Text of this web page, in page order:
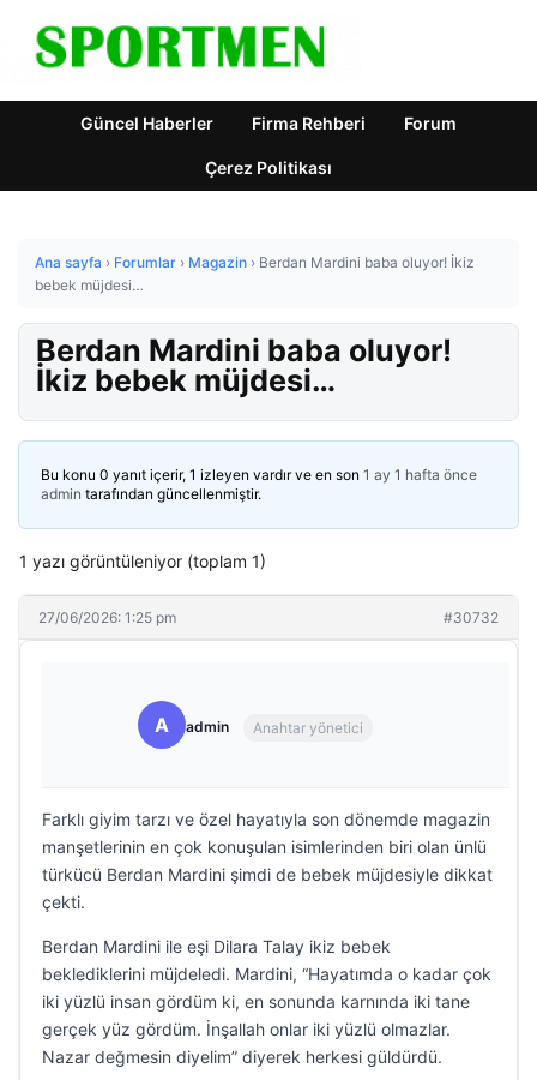
Güncel Haberler Firma Rehberi Forum
Çerez Politikası
Ana sayfa › Forumlar › Magazin › Berdan Mardini baba oluyor! İkiz
bebek müjdesi…
Berdan Mardini baba oluyor!
İkiz bebek müjdesi…
Bu konu 0 yanıt içerir, 1 izleyen vardır ve en son 1 ay 1 hafta önce
admin tarafından güncellenmiştir.
1 yazı görüntüleniyor (toplam 1)
27/06/2026: 1:25 pm #30732
A admin Anahtar yönetici
Farklı giyim tarzı ve özel hayatıyla son dönemde magazin
manşetlerinin en çok konuşulan isimlerinden biri olan ünlü
türkücü Berdan Mardini şimdi de bebek müjdesiyle dikkat
çekti.
Berdan Mardini ile eşi Dilara Talay ikiz bebek
beklediklerini müjdeledi. Mardini, “Hayatımda o kadar çok
iki yüzlü insan gördüm ki, en sonunda karnında iki tane
gerçek yüz gördüm. İnşallah onlar iki yüzlü olmazlar.
Nazar değmesin diyelim” diyerek herkesi güldürdü.